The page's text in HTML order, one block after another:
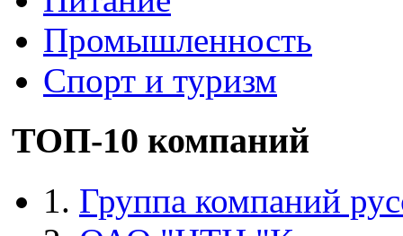
Промышленность
Спорт и туризм
ТОП-10 компаний
1. Группа компаний